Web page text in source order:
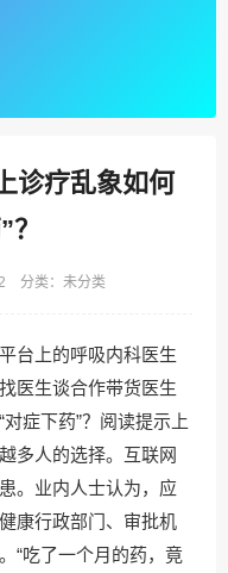
诊疗乱象如何
分类：未分类
台上的呼吸内科医生
医生谈合作带货医生
症下药”？阅读提示上
多人的选择。互联网
。业内人士认为，应
康行政部门、审批机
“吃了一个月的药，竟